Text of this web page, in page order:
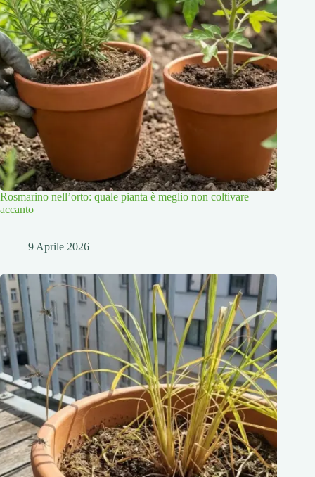
Rosmarino nell’orto: quale pianta è meglio non coltivare
accanto
9 Aprile 2026